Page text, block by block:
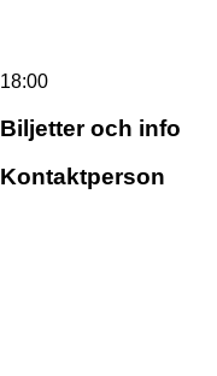
18:00
Biljetter och info
Kontaktperson